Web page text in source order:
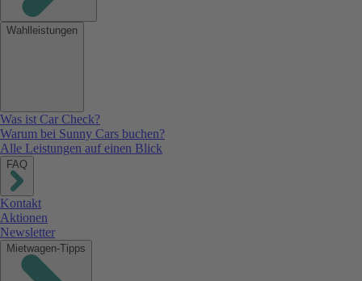
Wahlleistungen
Was ist Car Check?
Warum bei Sunny Cars buchen?
Alle Leistungen auf einen Blick
FAQ
Kontakt
Aktionen
Newsletter
Mietwagen-Tipps